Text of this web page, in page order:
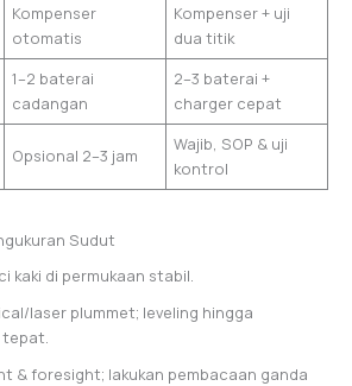
Kompenser
otomatis
Kompenser + uji
dua titik
1–2 baterai
cadangan
2–3 baterai +
charger cepat
Opsional 2–3 jam
Wajib, SOP & uji
kontrol
Sudut
kaki di permukaan stabil.
laser plummet; leveling hingga
tepat.
& foresight; lakukan pembacaan ganda